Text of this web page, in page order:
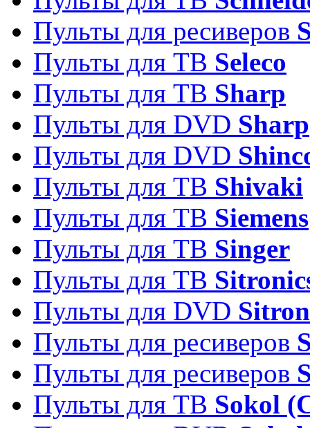
Пульты для ресиверов
Пульты для ТВ Seleco
Пульты для ТВ Sharp
Пульты для DVD Sharp
Пульты для DVD
Пульты для ТВ Shivaki
Пульты для ТВ Siemens
Пульты для ТВ Singer
Пульты для ТВ
Пульты для DVD
Пульты для ресиверов
Пульты для ресиверов
Пульты для ТВ Sokol